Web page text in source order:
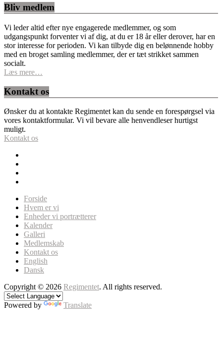
Bliv medlem
Vi leder altid efter nye engagerede medlemmer, og som
udgangspunkt forventer vi af dig, at du er 18 år eller derover, har en
stor interesse for perioden. Vi kan tilbyde dig en belønnende hobby
med en broget samling medlemmer, der er tæt strikket sammen
socialt.
Læs mere…
Kontakt os
Ønsker du at kontakte Regimentet kan du sende en forespørgsel via
vores kontaktformular. Vi vil bevare alle henvendleser hurtigst
muligt.
Kontakt os
Forside
Hvem er vi
Enheder vi portrætterer
Kalender
Galleri
Medlemskab
Kontakt os
English
Dansk
Copyright © 2026 Regimentet. All rights reserved.
Powered by Translate